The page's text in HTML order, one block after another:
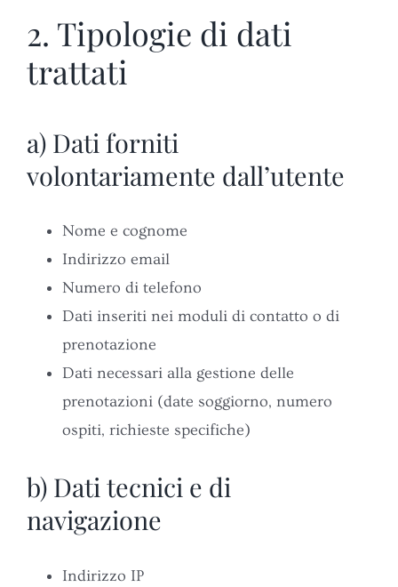
2. Tipologie di dati
trattati
a) Dati forniti
volontariamente dall’utente
Nome e cognome
Indirizzo email
Numero di telefono
Dati inseriti nei moduli di contatto o di
prenotazione
Dati necessari alla gestione delle
prenotazioni (date soggiorno, numero
ospiti, richieste specifiche)
b) Dati tecnici e di
navigazione
Indirizzo IP